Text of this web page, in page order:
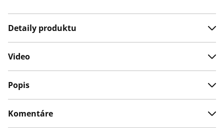
Detaily produktu
Video
Popis
Komentáre